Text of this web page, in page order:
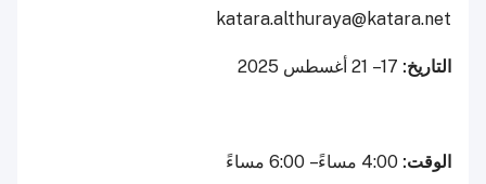
katara.althuraya@katara.net
التاريخ: 17 – 21 أغسطس 2025
الوقت: 4:00 مساءً – 6:00 مساءً